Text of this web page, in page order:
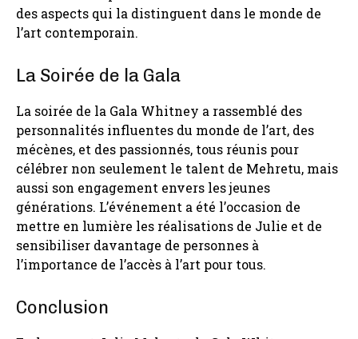
des aspects qui la distinguent dans le monde de
l’art contemporain.
La Soirée de la Gala
La soirée de la Gala Whitney a rassemblé des
personnalités influentes du monde de l’art, des
mécènes, et des passionnés, tous réunis pour
célébrer non seulement le talent de Mehretu, mais
aussi son engagement envers les jeunes
générations. L’événement a été l’occasion de
mettre en lumière les réalisations de Julie et de
sensibiliser davantage de personnes à
l’importance de l’accès à l’art pour tous.
Conclusion